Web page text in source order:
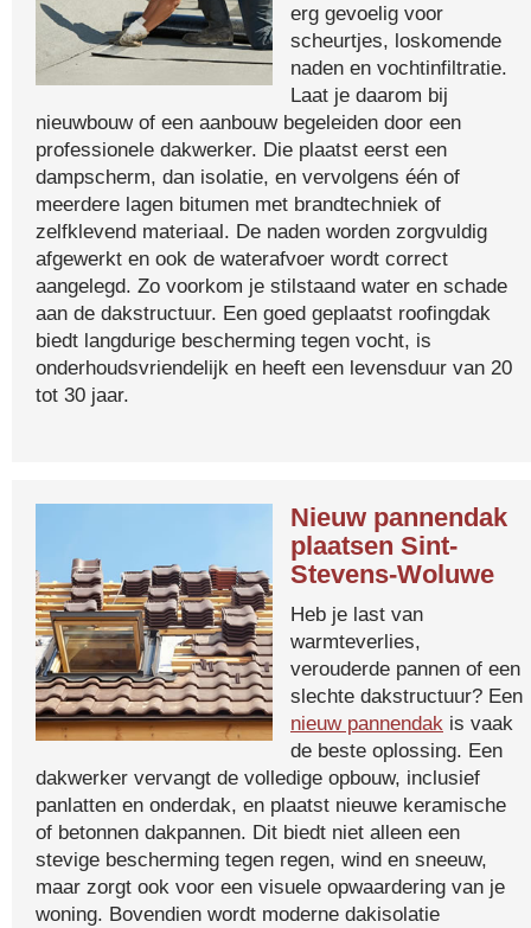
erg gevoelig voor
scheurtjes, loskomende
naden en vochtinfiltratie.
Laat je daarom bij
nieuwbouw of een aanbouw begeleiden door een
professionele dakwerker. Die plaatst eerst een
dampscherm, dan isolatie, en vervolgens één of
meerdere lagen bitumen met brandtechniek of
zelfklevend materiaal. De naden worden zorgvuldig
afgewerkt en ook de waterafvoer wordt correct
aangelegd. Zo voorkom je stilstaand water en schade
aan de dakstructuur. Een goed geplaatst roofingdak
biedt langdurige bescherming tegen vocht, is
onderhoudsvriendelijk en heeft een levensduur van 20
tot 30 jaar.
Nieuw pannendak
plaatsen Sint-
Stevens-Woluwe
Heb je last van
warmteverlies,
verouderde pannen of een
slechte dakstructuur? Een
nieuw pannendak is vaak
de beste oplossing. Een
dakwerker vervangt de volledige opbouw, inclusief
panlatten en onderdak, en plaatst nieuwe keramische
of betonnen dakpannen. Dit biedt niet alleen een
stevige bescherming tegen regen, wind en sneeuw,
maar zorgt ook voor een visuele opwaardering van je
woning. Bovendien wordt moderne dakisolatie